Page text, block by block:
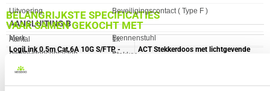
BELANGRIJKSTE SPECIFICATIES
Eigenschap Waarde
Merk
Brennenstuhl
Aantal stopcontacten
8
Kabellengte
Aan/Uit schakelaar
✓︎
Uitvoering
Beveiligingscontact ( Type F )
AANSLUITING B
Eigenschap
Aantal
1x
Opbouw
Stekker
Uitvoering
VAAK SAMEN GEKOCHT MET
LogiLink 0.5m Cat.6A 10G S/FTP -
ACT Stekkerdoos met lichtgevende